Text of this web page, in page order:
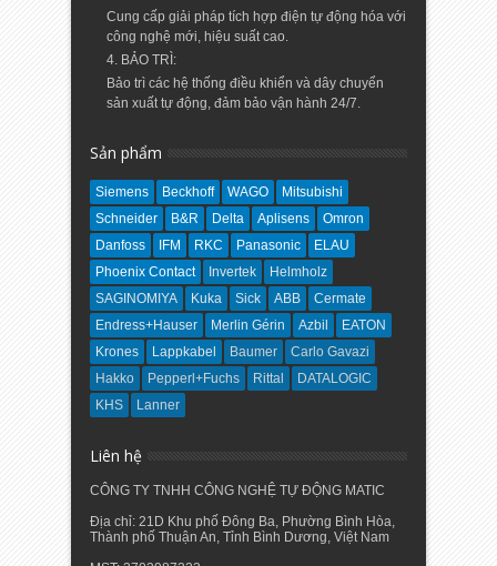
Cung cấp giải pháp tích hợp điện tự động hóa với
công nghệ mới, hiệu suất cao.
4. BẢO TRÌ:
Bảo trì các hệ thống điều khiển và dây chuyển
sản xuất tự động, đảm bảo vận hành 24/7.
Sản phẩm
Siemens Beckhoff WAGO
Mitsubishi
Schneider
B&R Delta Aplisens
Omron
Danfoss
IFM RKC Panasonic
ELAU
Phoenix Contact
Invertek
Helmholz
SAGINOMIYA
Kuka Sick ABB
Cermate
Endress+Hauser
Merlin Gérin Azbil
EATON
Krones
Lappkabel Baumer
Carlo Gavazi
Hakko
Pepperl+Fuchs Rittal
DATALOGIC
KHS
Lanner
Liên hệ
CÔNG TY TNHH CÔNG NGHỆ TỰ ĐỘNG MATIC
Địa chỉ: 21D Khu phố Đông Ba, Phường Bình Hòa,
Thành phố Thuận An, Tỉnh Bình Dương, Việt Nam